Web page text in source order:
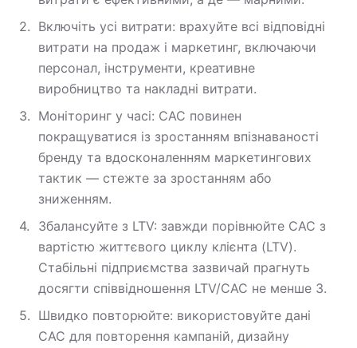
Включіть усі витрати: врахуйте всі відповідні
витрати на продаж і маркетинг, включаючи
персонал, інструменти, креативне
виробництво та накладні витрати.
Моніторинг у часі: CAC повинен
покращуватися із зростанням впізнаваності
бренду та вдосконаленням маркетингових
тактик — стежте за зростанням або
зниженням.
Збалансуйте з LTV: завжди порівнюйте CAC з
вартістю життєвого циклу клієнта (LTV).
Стабільні підприємства зазвичай прагнуть
досягти співвідношення LTV/CAC не менше 3.
Швидко повторюйте: використовуйте дані
CAC для повторення кампаній, дизайну